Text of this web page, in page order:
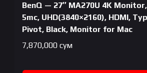
BenQ — 27″ MA270U 4K Monitor,
5mc, UHD(3840×2160), HDMI,
Pivot, Black, Monitor for Mac
7,870,000 сум